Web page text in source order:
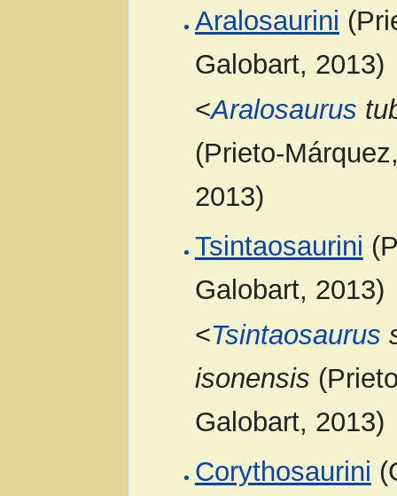
Aralosaurini
Galobart, 2013)
<Aralosaurus
(Prieto-
2013)
Tsintaosaurini
Galobart, 2013)
<Tsintaosaurus
isonensis
Galobart, 2013)
Corythosaurini